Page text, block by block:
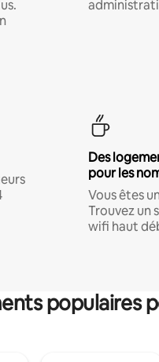
Des
pour les
Vous êtes
Trouvez un
wifi haut
populaires